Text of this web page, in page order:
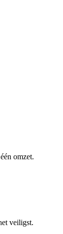
omzet.
veiligst.